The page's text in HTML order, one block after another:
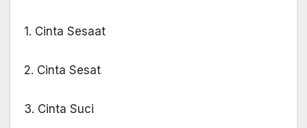
1. Cinta Sesaat
2. Cinta Sesat
3. Cinta Suci